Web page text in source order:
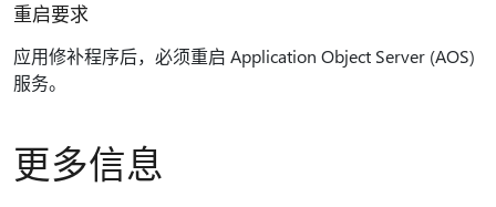
重启要求
应用修补程序后，必须重启 Application Object Server (AOS)
服务。
更多信息